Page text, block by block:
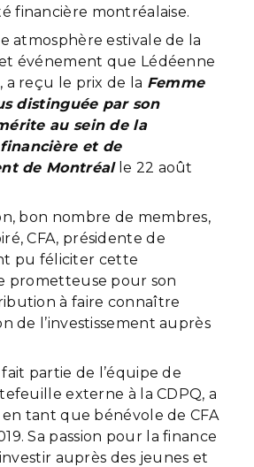
financière montréalaise.
atmosphère estivale de la
événement que Lédéenne
a reçu le prix de la Femme
distinguée par son
au sein de la
et de
de Montréalle 22 août
bon nombre de membres,
CFA, présidente de
pu féliciter cette
prometteuse pour son
à faire connaître
de l’investissement auprès
partie de l’équipe de
externe à la CDPQ, a
tant que bénévole de CFA
Sa passion pour la finance
auprès des jeunes et